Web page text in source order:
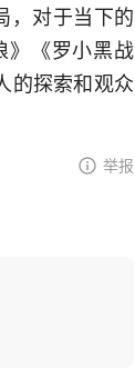
，对于当下的
》《罗小黑战
的探索和观众
举报